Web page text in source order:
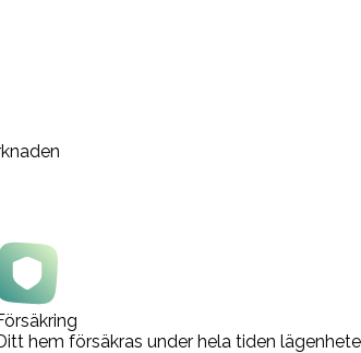
hem försäkras under hela tiden